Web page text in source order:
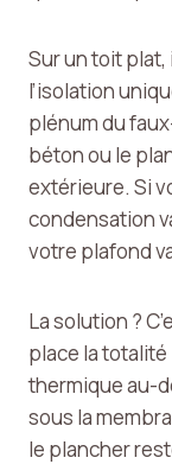
Sur un toit
l’isolation
plénum du
béton ou le
extérieure. Si
condensation
votre plafond
La solution ?
place la totalité
thermique au-
sous la
le plancher